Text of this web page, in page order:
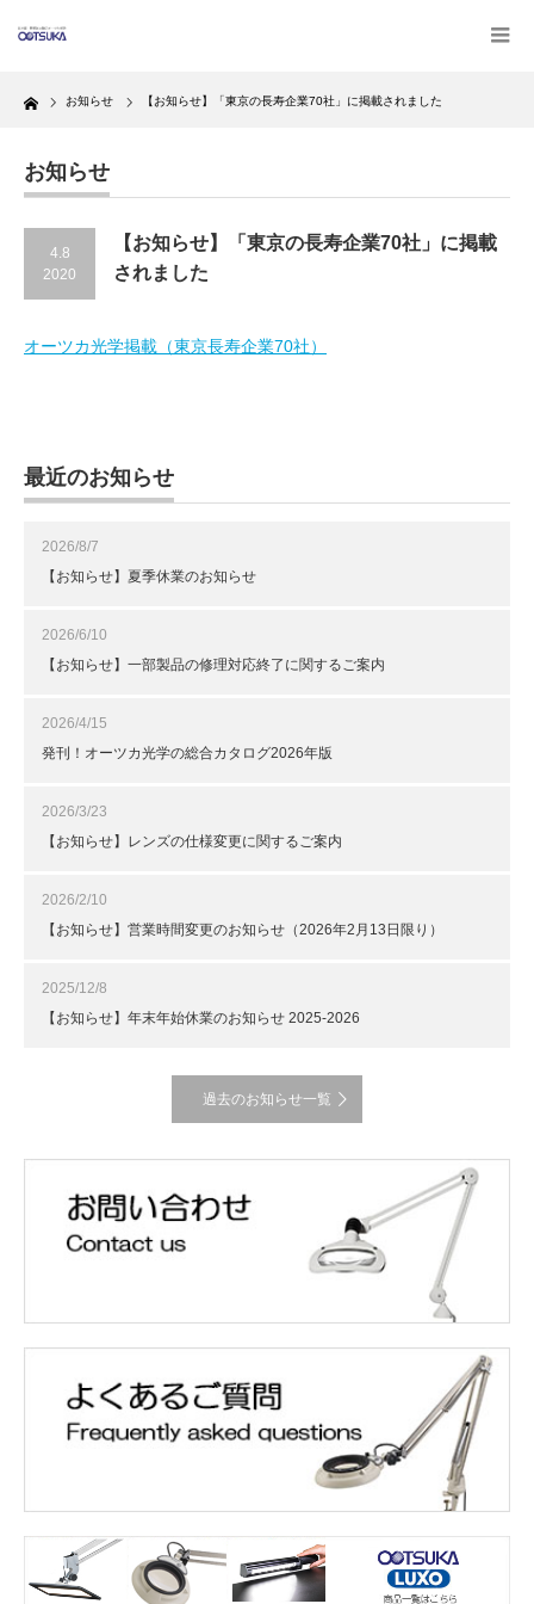
Home お知らせ 【お知らせ】「東京の長寿企業70社」に掲載されました
お知らせ
4.8
2020
【お知らせ】「東京の長寿企業70社」に掲載
されました
オーツカ光学掲載（東京長寿企業70社）
最近のお知らせ
2026/8/7
【お知らせ】夏季休業のお知らせ
2026/6/10
【お知らせ】一部製品の修理対応終了に関するご案内
2026/4/15
発刊！オーツカ光学の総合カタログ2026年版
2026/3/23
【お知らせ】レンズの仕様変更に関するご案内
2026/2/10
【お知らせ】営業時間変更のお知らせ（2026年2月13日限り）
2025/12/8
【お知らせ】年末年始休業のお知らせ 2025-2026
過去のお知らせ一覧